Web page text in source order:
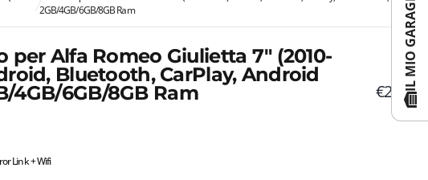
2GB/4GB/6GB/8GB Ram
per Alfa Romeo Giulietta 7" (2010-
Bluetooth, CarPlay, Android
4GB/6GB/8GB Ram €299,90
Link + Wifi
IL MIO GARAGE